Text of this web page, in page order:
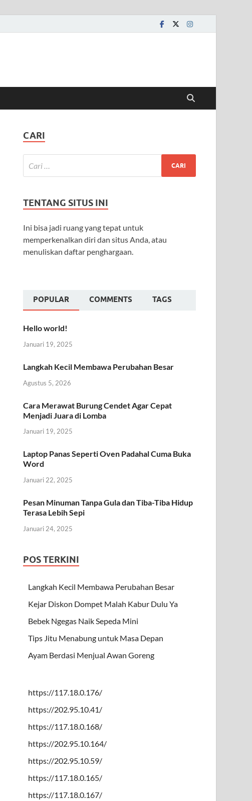
CARI
TENTANG SITUS INI
Ini bisa jadi ruang yang tepat untuk
memperkenalkan diri dan situs Anda, atau
menuliskan daftar penghargaan.
POPULAR COMMENTS TAGS
Hello world!
Januari 19, 2025
Langkah Kecil Membawa Perubahan Besar
Agustus 5, 2026
Cara Merawat Burung Cendet Agar Cepat
Menjadi Juara di Lomba
Januari 19, 2025
Laptop Panas Seperti Oven Padahal Cuma Buka
Word
Januari 22, 2025
Pesan Minuman Tanpa Gula dan Tiba-Tiba Hidup
Terasa Lebih Sepi
Januari 24, 2025
POS TERKINI
Langkah Kecil Membawa Perubahan Besar
Kejar Diskon Dompet Malah Kabur Dulu Ya
Bebek Ngegas Naik Sepeda Mini
Tips Jitu Menabung untuk Masa Depan
Ayam Berdasi Menjual Awan Goreng
https://117.18.0.176/
https://202.95.10.41/
https://117.18.0.168/
https://202.95.10.164/
https://202.95.10.59/
https://117.18.0.165/
https://117.18.0.167/